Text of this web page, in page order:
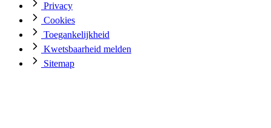
Privacy
Cookies
Toegankelijkheid
Kwetsbaarheid melden
Sitemap